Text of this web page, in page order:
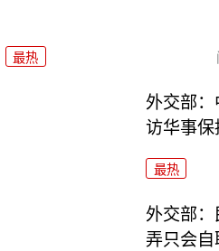
最热
外交部
访华事
最热
外交部
弄只会